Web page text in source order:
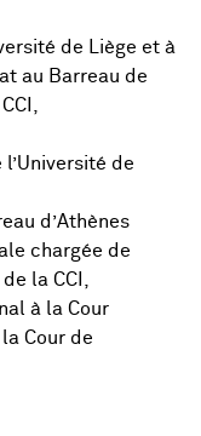
de Liège et à
au Barreau de
de
d’Athènes
chargée de
la CCI,
à la Cour
Cour de